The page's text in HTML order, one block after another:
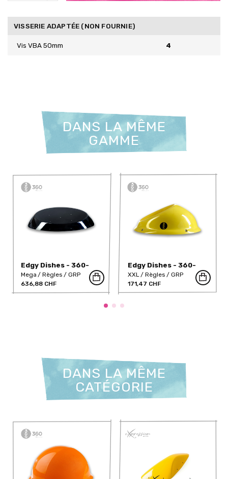
VISSERIE ADAPTÉE (NON FOURNIE)
Vis VBA 50mm 4
DANS LA MÊME
GAMME
Edgy Dishes - 360-
481-DT
Mega Règles
GRP
636,88 CHF
Edgy Dishes - 360-
487-B-DT
XXL Règles
GRP
171,47 CHF
DANS LA MÊME
CATÉGORIE